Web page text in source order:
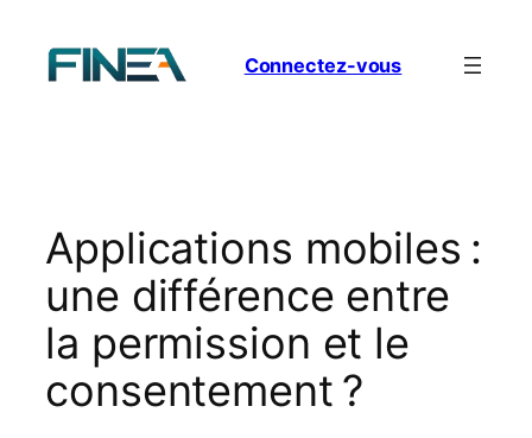
contenu
Connectez-vous
Applications mobiles :
une différence entre
la permission et le
consentement ?